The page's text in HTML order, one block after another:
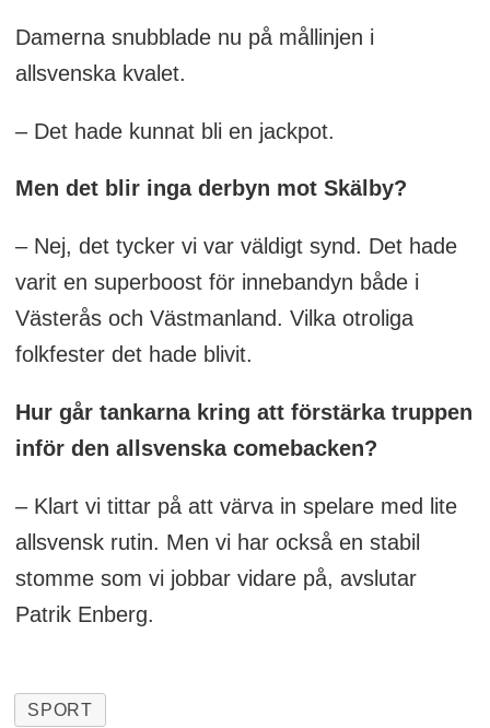
Damerna snubblade nu på mållinjen i
allsvenska kvalet.
– Det hade kunnat bli en jackpot.
Men det blir inga derbyn mot Skälby?
– Nej, det tycker vi var väldigt synd. Det hade
varit en superboost för innebandyn både i
Västerås och Västmanland. Vilka otroliga
folkfester det hade blivit.
Hur går tankarna kring att förstärka truppen
inför den allsvenska comebacken?
– Klart vi tittar på att värva in spelare med lite
allsvensk rutin. Men vi har också en stabil
stomme som vi jobbar vidare på, avslutar
Patrik Enberg.
SPORT